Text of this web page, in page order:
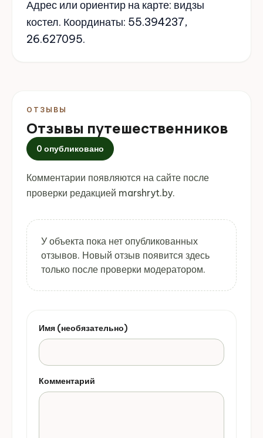
Адрес или ориентир на карте: видзы
костел. Координаты: 55.394237,
26.627095.
ОТЗЫВЫ
Отзывы путешественников
0 опубликовано
Комментарии появляются на сайте после
проверки редакцией marshryt.by.
У объекта пока нет опубликованных
отзывов. Новый отзыв появится здесь
только после проверки модератором.
Имя (необязательно)
Комментарий